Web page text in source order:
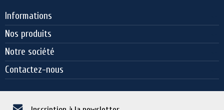
Informations
Nos produits
Notre société
Contactez-nous